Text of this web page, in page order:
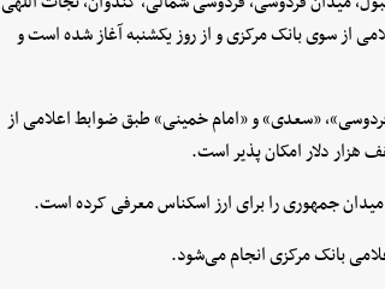
از سوی بانک مرکزی و از روز یکشنبه آغاز شده است و
«سعدی» و «امام خمینی» طبق ضوابط اعلامی از
جمهوری را برای ارز اسکناس معرفی کرده است.
بانک مرکزی انجام می‌شود.